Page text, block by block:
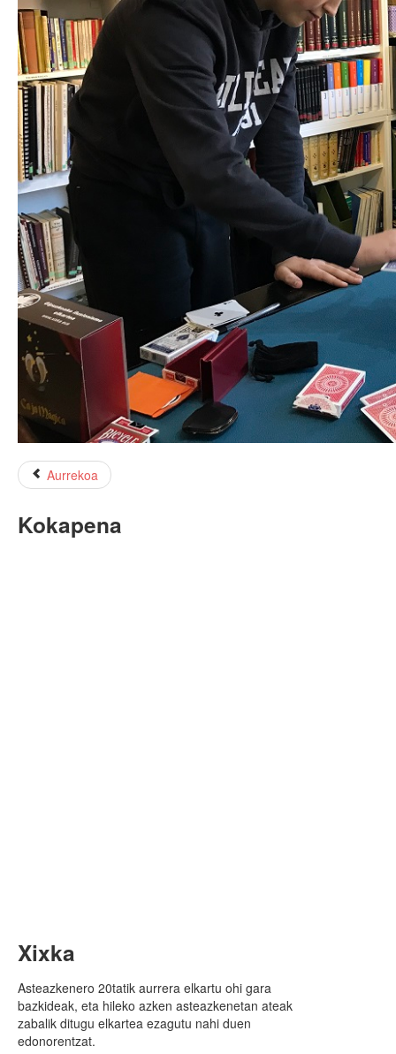
Aurrekoa
Kokapena
Xixka
Asteazkenero 20tatik aurrera elkartu ohi gara
bazkideak, eta hileko azken asteazkenetan ateak
zabalik ditugu elkartea ezagutu nahi duen
edonorentzat.